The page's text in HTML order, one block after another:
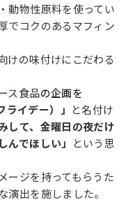
動物性原料を使ってい
でコクのあるマフィン
けの味付けにこだわる
ス食品の企画を
ライデー）」 と名付け
して、金曜日の夜だけ
でほしい」
という思
ージを持ってもらうた
出を施しました。